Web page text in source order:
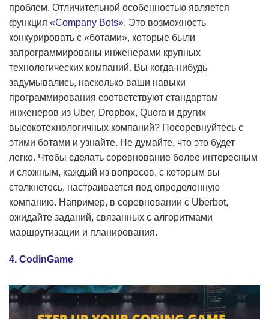
проблем. Отличительной особенностью является
функция «Company Bots». Это возможность
конкурировать с «ботами», которые были
запрограммированы инженерами крупных
технологических компаний. Вы когда-нибудь
задумывались, насколько ваши навыки
программирования соответствуют стандартам
инженеров из Uber, Dropbox, Quora и других
высокотехнологичных компаний? Посоревнуйтесь с
этими ботами и узнайте. Не думайте, что это будет
легко. Чтобы сделать соревнование более интересным
и сложным, каждый из вопросов, с которым вы
столкнетесь, настраивается под определенную
компанию. Например, в соревновании с Uberbot,
ожидайте заданий, связанных с алгоритмами
маршрутизации и планирования.
4. CodinGame